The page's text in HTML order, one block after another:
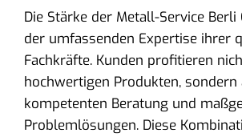
Die Stärke der Metall-Service
der umfassenden Expertise ihrer
Fachkräfte. Kunden profitieren
hochwertigen Produkten, sondern
kompetenten Beratung und
Problemlösungen. Diese